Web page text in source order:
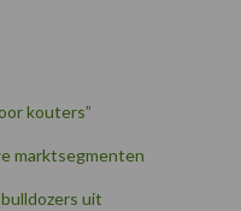
kouters”
marktsegmenten
uit